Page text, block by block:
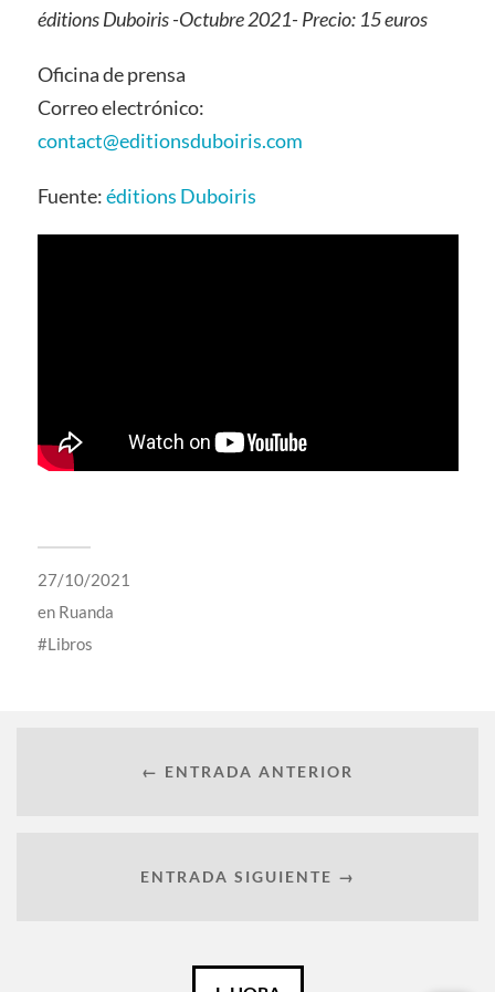
éditions Duboiris -Octubre 2021- Precio: 15 euros
Oficina de prensa
Correo electrónico:
contact@editionsduboiris.com
Fuente:éditions Duboiris
27/10/2021
en Ruanda
Libros
← ENTRADA ANTERIOR
ENTRADA SIGUIENTE →